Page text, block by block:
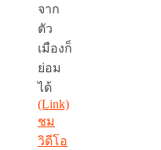
จาก
ตัว
เมืองก็
ย่อม
ได้
(Link)
ชม
วิดีโอ